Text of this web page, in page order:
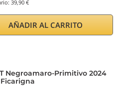
39,90 €
AÑADIR AL CARRITO
Negroamaro-Primitivo 2024